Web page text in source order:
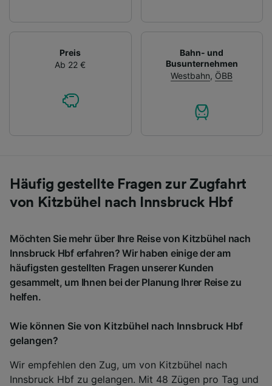
Preis
Ab 22 €
Bahn- und
Busunternehmen
Westbahn, ÖBB
Häufig gestellte Fragen zur Zugfahrt
von Kitzbühel nach Innsbruck Hbf
Möchten Sie mehr über Ihre Reise von Kitzbühel nach
Innsbruck Hbf erfahren? Wir haben einige der am
häufigsten gestellten Fragen unserer Kunden
gesammelt, um Ihnen bei der Planung Ihrer Reise zu
helfen.
Wie können Sie von Kitzbühel nach Innsbruck Hbf
gelangen?
Wir empfehlen den Zug, um von Kitzbühel nach
Innsbruck Hbf zu gelangen. Mit 48 Zügen pro Tag und